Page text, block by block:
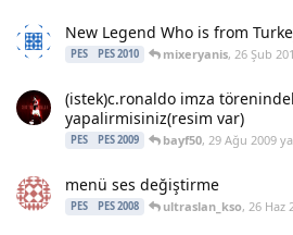
New Legend Who is from
PES PES 2010 mixeryanis, 26 Şub
(istek)c.ronaldo imza
yapalirmisiniz(resim var)
PES PES 2009 bayf50, 29 Ağu 2009
menü ses değiştirme
PES PES 2008 ultraslan_kso, 26 Haz